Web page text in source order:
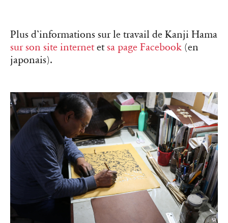
Plus d’informations sur le travail de Kanji Hama
sur son site internetetsa page Facebook (en
japonais).